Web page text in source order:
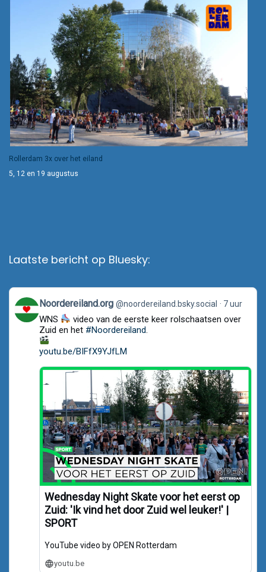
Rollerdam 3x over het eiland
5, 12 en 19 augustus
Laatste bericht op Bluesky:
View
post
by
Noordereiland.org
Noordereiland.org @noordereiland.bsky.social 7 uur
WNS
video van de eerste keer rolschaatsen over
Zuid en het #Noordereiland
youtu.be/BIFfX9YJfLM
Wednesday Night Skate voor het eerst op
Zuid: 'Ik vind het door Zuid wel leuker!' |
SPORT
YouTube video by OPEN Rotterdam
youtu.be